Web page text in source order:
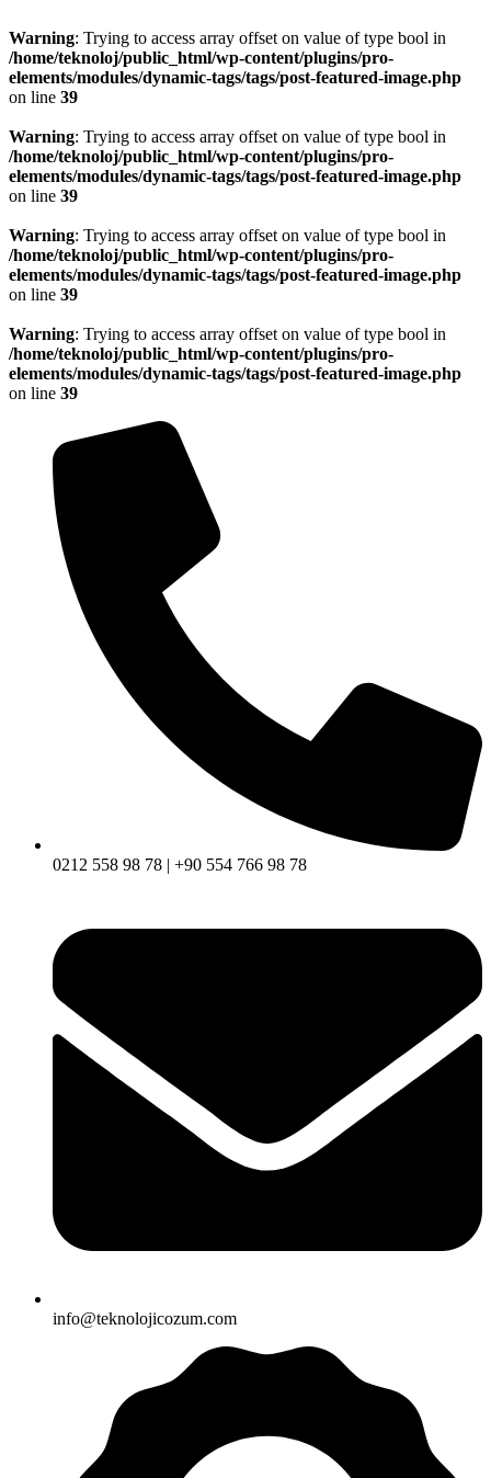
Warning: Trying to access array offset on value of type bool in
/home/teknoloj/public_html/wp-content/plugins/pro-
elements/modules/dynamic-tags/tags/post-featured-image.php
on line 39
Warning: Trying to access array offset on value of type bool in
/home/teknoloj/public_html/wp-content/plugins/pro-
elements/modules/dynamic-tags/tags/post-featured-image.php
on line 39
Warning: Trying to access array offset on value of type bool in
/home/teknoloj/public_html/wp-content/plugins/pro-
elements/modules/dynamic-tags/tags/post-featured-image.php
on line 39
Warning: Trying to access array offset on value of type bool in
/home/teknoloj/public_html/wp-content/plugins/pro-
elements/modules/dynamic-tags/tags/post-featured-image.php
on line 39
0212 558 98 78 | +90 554 766 98 78
info@teknolojicozum.com